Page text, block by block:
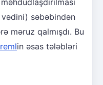
səbəbindən
məruz qalmışdı. Bu
in əsas tələbləri